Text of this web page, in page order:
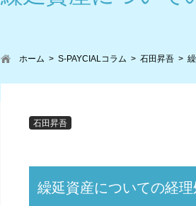
ホーム S-PAYCIALコラム 石田昇吾
石田昇吾
繰延資産についての経